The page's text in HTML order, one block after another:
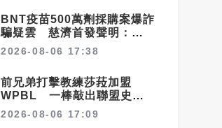
BNT疫苗500萬劑採購案爆詐
騙疑雲 慈濟首發聲明：痛心
遺憾 配合司法將追究權益
2026-08-06 17:38
前兄弟打擊教練莎菈加盟
WPBL 一棒敲出聯盟史上
首支滿貫砲
2026-08-06 17:09